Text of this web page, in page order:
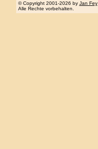
© Copyright 2001-2026 by Jan Fey
Alle Rechte vorbehalten.